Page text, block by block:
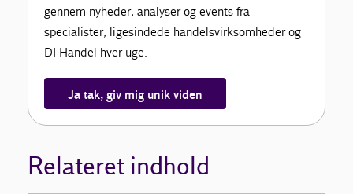
gennem nyheder, analyser og events fra
specialister, ligesindede handelsvirksomheder og
DI Handel hver uge.
Ja tak, giv mig unik viden
Relateret indhold